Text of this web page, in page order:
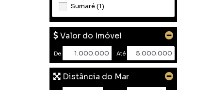
Sumaré (1)
Valor do Imóvel
De Até
Distância do Mar